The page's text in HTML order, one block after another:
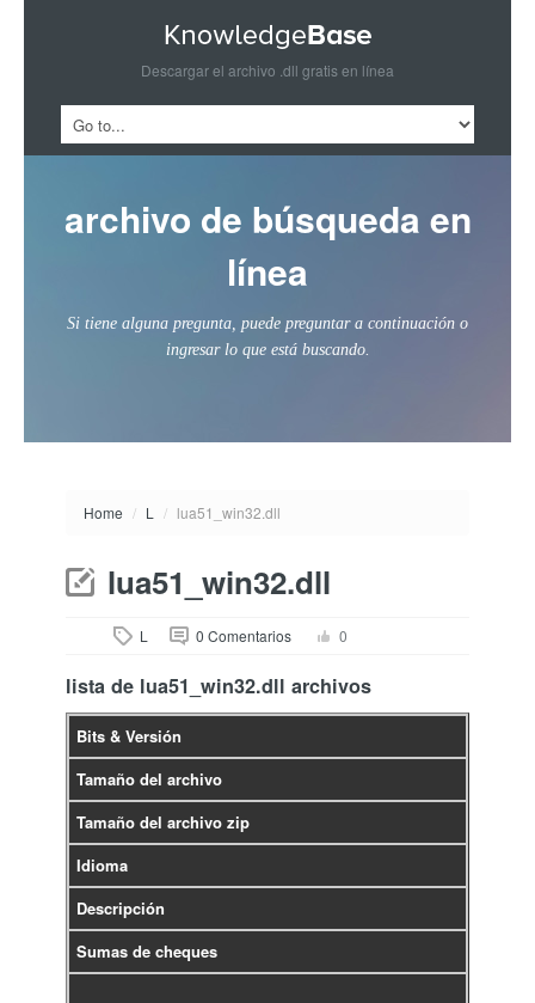
Descargar el archivo .dll gratis en línea
archivo de búsqueda en
línea
Si tiene alguna pregunta, puede preguntar a continuación o
ingresar lo que está buscando.
Home / L / lua51_win32.dll
lua51_win32.dll
L 0 Comentarios 0
lista de lua51_win32.dll archivos
Bits & Versión
Tamaño del archivo
Tamaño del archivo zip
Idioma
Descripción
Sumas de cheques